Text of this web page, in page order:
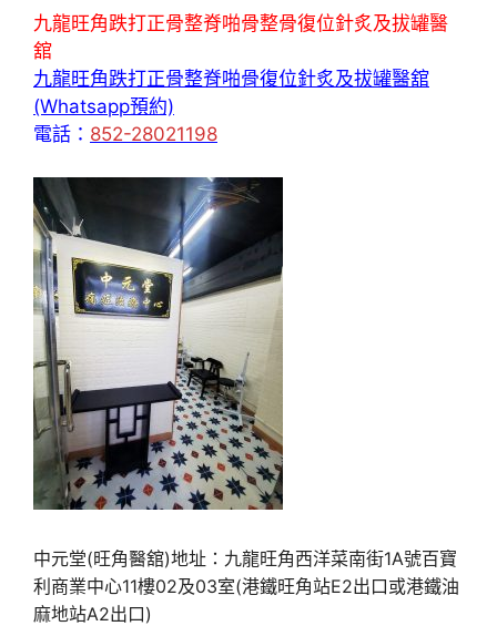
九龍旺角跌打正骨整脊啪骨整骨復位針炙及拔罐醫
舘
九龍旺角跌打正骨整脊啪骨復位針炙及拔罐醫舘
(Whatsapp預約)
電話： 852-28021198
中元堂(旺角醫舘)地址：九龍旺角西洋菜南街1A號百寶
利商業中心11樓02及03室(港鐵旺角站E2出口或港鐵油
麻地站A2出口)